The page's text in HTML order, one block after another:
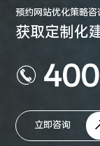
预约网站优化策略咨
获取定制化
立即咨询